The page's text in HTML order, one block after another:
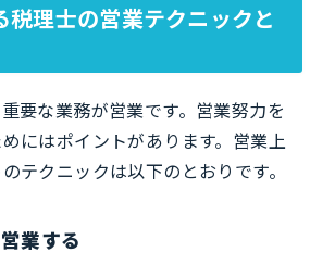
税理士の営業テクニックと
要な業務が営業です。営業努力を
にはポイントがあります。営業上
テクニックは以下のとおりです。
業する